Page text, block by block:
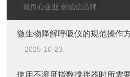
做良心企业 创诚信品牌
微生物降解呼吸仪的规范操作
2025-10-23
使用不溶度指数搅拌器时所需